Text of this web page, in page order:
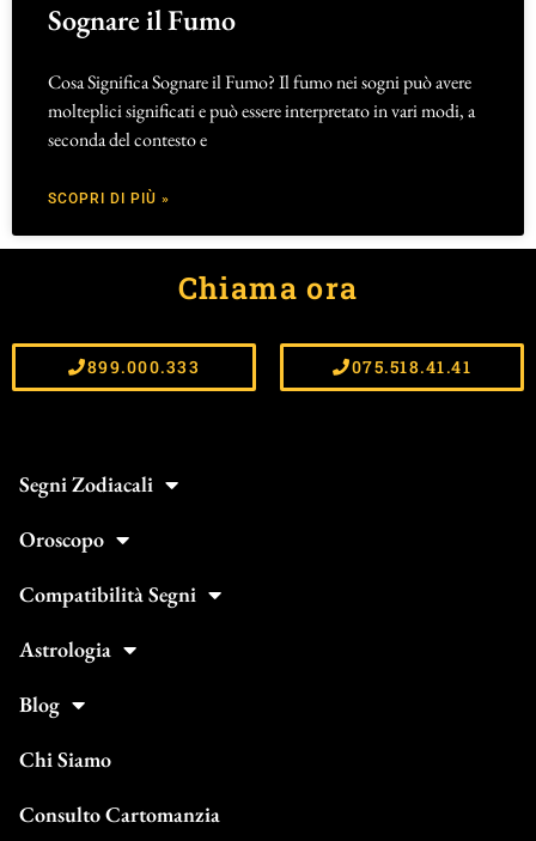
Sognare il Fumo
Cosa Significa Sognare il Fumo? Il fumo nei sogni può avere
molteplici significati e può essere interpretato in vari modi, a
seconda del contesto e
SCOPRI DI PIÙ »
Chiama ora
899.000.333 075.518.41.41
Segni Zodiacali
Oroscopo
Compatibilità Segni
Astrologia
Blog
Chi Siamo
Consulto Cartomanzia